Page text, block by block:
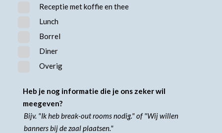
Receptie met koffie en thee
Lunch
Borrel
Diner
Overig
Heb je nog informatie die je ons zeker wil
meegeven?
Bijv. "Ik heb break-out rooms nodig." of "Wij willen
banners bij de zaal plaatsen."